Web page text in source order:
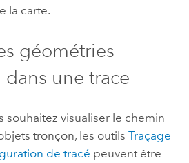
la carte.
géométries
dans une trace
souhaitez visualiser le chemin
tronçon, les outils Traçage
de tracé peuvent être